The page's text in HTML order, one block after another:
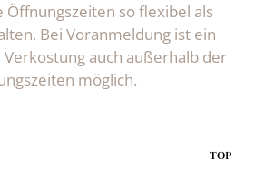
Öffnungszeiten so flexibel als
Bei Voranmeldung ist ein
auch außerhalb der
möglich.
TOP